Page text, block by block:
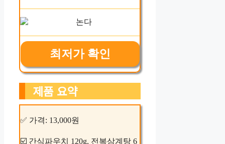
최저가 확인
제품 요약
✅ 가격: 13,000원
☑️ 간식파우치 120g, 전복삼계탕 6